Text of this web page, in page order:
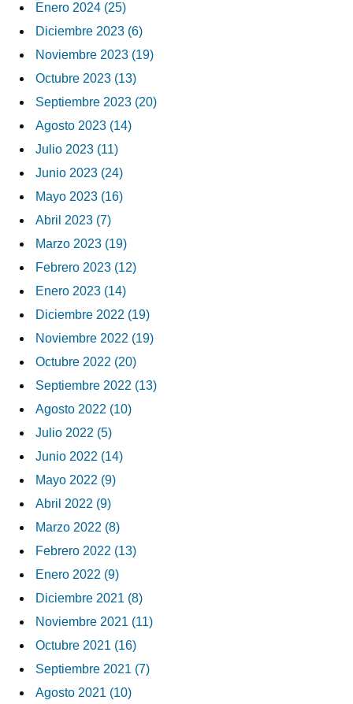
Enero 2024 (25)
Diciembre 2023 (6)
Noviembre 2023 (19)
Octubre 2023 (13)
Septiembre 2023 (20)
Agosto 2023 (14)
Julio 2023 (11)
Junio 2023 (24)
Mayo 2023 (16)
Abril 2023 (7)
Marzo 2023 (19)
Febrero 2023 (12)
Enero 2023 (14)
Diciembre 2022 (19)
Noviembre 2022 (19)
Octubre 2022 (20)
Septiembre 2022 (13)
Agosto 2022 (10)
Julio 2022 (5)
Junio 2022 (14)
Mayo 2022 (9)
Abril 2022 (9)
Marzo 2022 (8)
Febrero 2022 (13)
Enero 2022 (9)
Diciembre 2021 (8)
Noviembre 2021 (11)
Octubre 2021 (16)
Septiembre 2021 (7)
Agosto 2021 (10)